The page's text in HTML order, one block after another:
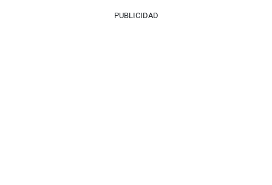
PUBLICIDAD